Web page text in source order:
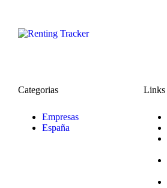
Categorias
Empresas
España
Links